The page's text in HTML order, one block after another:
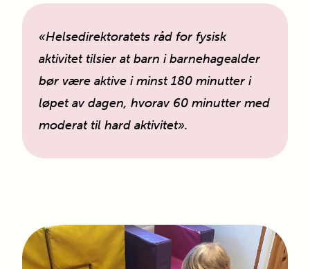
«Helsedirektoratets råd for fysisk
aktivitet tilsier at barn i barnehagealder
bør være aktive i minst 180 minutter i
løpet av dagen, hvorav 60 minutter med
moderat til hard aktivitet».